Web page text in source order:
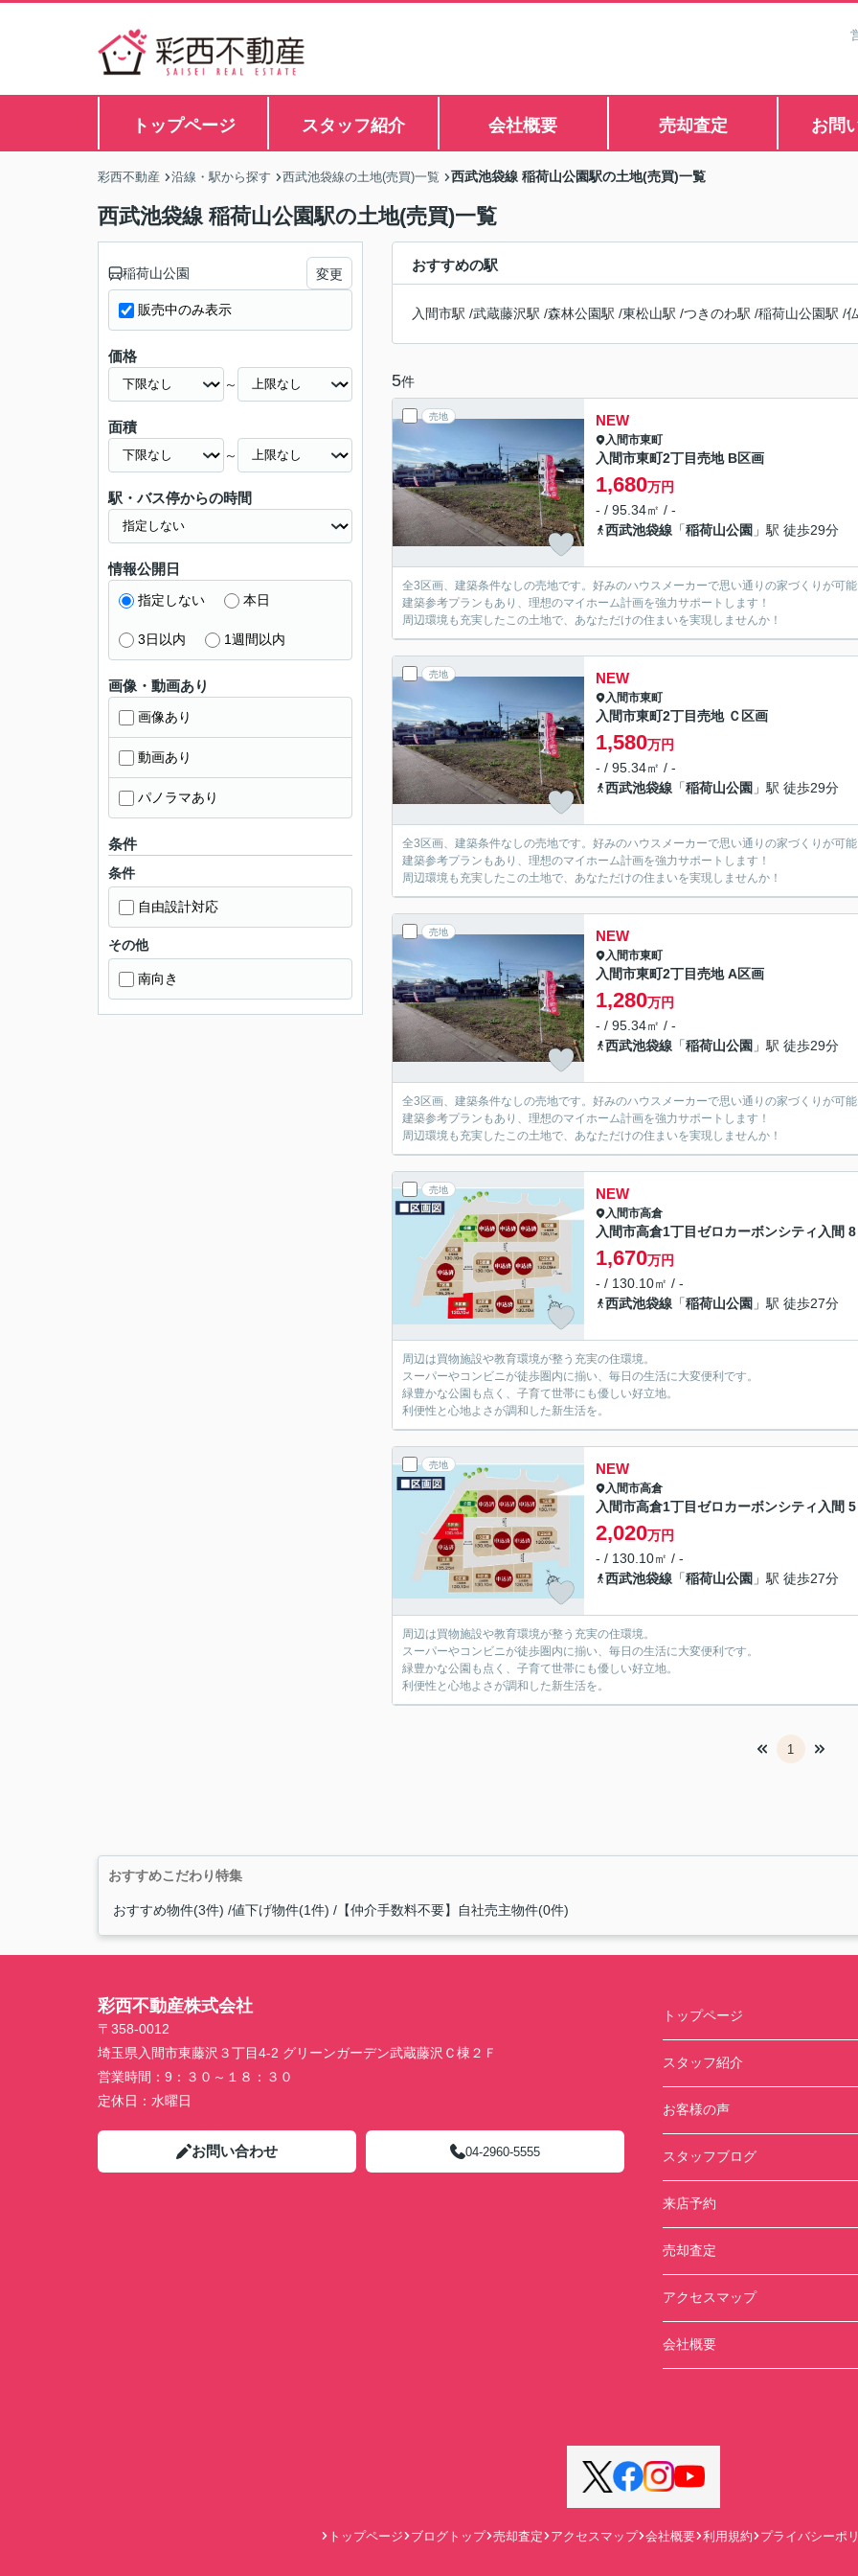
トップページ スタッフ紹介 会社概要 売却査定 お問
彩西不動産 沿線・駅から探す 西武池袋線の土地(売買)一覧 西武池袋線 稲荷山公園駅の土地(売買)一覧
西武池袋線 稲荷山公園駅の土地(売買)一覧
おすすめの駅
入間市駅 /武蔵藤沢駅 /森林公園駅 /東松山駅 /つきのわ駅 /稲荷山公園駅 /
5件
売地 NEW
入間市東町
入間市東町2丁目売地 B区画
1,680万円
- / 95.34㎡ / -
西武池袋線 「稲荷山公園 」駅 徒歩29分
全3区画、建築条件なしの売地です。好みのハウスメーカーで思い通りの家づくりが可能
建築参考プランもあり、理想のマイホーム計画を強力サポートします！
周辺環境も充実したこの土地で、あなただけの住まいを実現しませんか！
売地 NEW
入間市東町
入間市東町2丁目売地 Ｃ区画
1,580万円
- / 95.34㎡ / -
西武池袋線 「稲荷山公園 」駅 徒歩29分
全3区画、建築条件なしの売地です。好みのハウスメーカーで思い通りの家づくりが可能
建築参考プランもあり、理想のマイホーム計画を強力サポートします！
周辺環境も充実したこの土地で、あなただけの住まいを実現しませんか！
売地 NEW
入間市東町
入間市東町2丁目売地 A区画
1,280万円
- / 95.34㎡ / -
西武池袋線 「稲荷山公園 」駅 徒歩29分
全3区画、建築条件なしの売地です。好みのハウスメーカーで思い通りの家づくりが可能
建築参考プランもあり、理想のマイホーム計画を強力サポートします！
周辺環境も充実したこの土地で、あなただけの住まいを実現しませんか！
売地 NEW
入間市高倉
入間市高倉1丁目ゼロカーボンシティ入間 8
1,670万円
- / 130.10㎡ / -
西武池袋線 「稲荷山公園 」駅 徒歩27分
周辺は買物施設や教育環境が整う充実の住環境。
スーパーやコンビニが徒歩圏内に揃い、毎日の生活に大変便利です。
緑豊かな公園も点く、子育て世帯にも優しい好立地。
利便性と心地よさが調和した新生活を。
売地 NEW
入間市高倉
入間市高倉1丁目ゼロカーボンシティ入間 5
2,020万円
- / 130.10㎡ / -
西武池袋線 「稲荷山公園 」駅 徒歩27分
周辺は買物施設や教育環境が整う充実の住環境。
スーパーやコンビニが徒歩圏内に揃い、毎日の生活に大変便利です。
緑豊かな公園も点く、子育て世帯にも優しい好立地。
利便性と心地よさが調和した新生活を。
1
稲荷山公園 変更
販売中のみ表示
価格
～
面積
～
駅・バス停からの時間
情報公開日
指定しない 本日
3日以内 1週間以内
画像・動画あり
画像あり
動画あり
パノラマあり
条件
条件
自由設計対応
その他
南向き
おすすめこだわり特集
おすすめ物件(3件) 値下げ物件(1件) 【仲介手数料不要】自社売主物件(0件)
彩西不動産株式会社
〒358-0012
埼玉県入間市東藤沢３丁目4-2 グリーンガーデン武蔵藤沢Ｃ棟２Ｆ
営業時間： 9：３０～１８：３０
定休日： 水曜日
お問い合わせ 04-2960-5555
トップページ
スタッフ紹介
お客様の声
スタッフブログ
来店予約
売却査定
アクセスマップ
会社概要
トップページ ブログトップ 売却査定 アクセスマップ 会社概要 利用規約 プライバシーポ